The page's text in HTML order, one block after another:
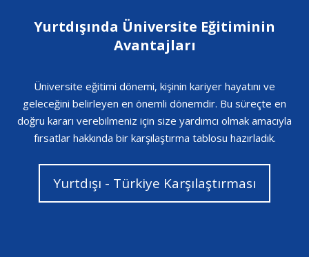
Yurtdışında Üniversite Eğitiminin
Avantajları
Üniversite eğitimi dönemi, kişinin kariyer hayatını ve
geleceğini belirleyen en önemli dönemdir. Bu süreçte en
doğru kararı verebilmeniz için size yardımcı olmak amacıyla
fırsatlar hakkında bir karşılaştırma tablosu hazırladık.
Yurtdışı - Türkiye Karşılaştırması